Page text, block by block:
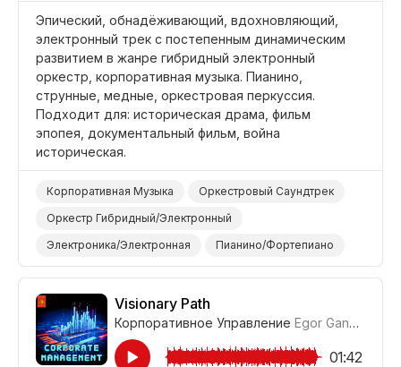
Эпический, обнадёживающий, вдохновляющий,
электронный трек с постепенным динамическим
развитием в жанре гибридный электронный
оркестр, корпоративная музыка. Пианино,
струнные, медные, оркестровая перкуссия.
Подходит для: историческая драма, фильм
эпопея, документальный фильм, война
историческая.
Корпоративная Музыка
Оркестровый Саундтрек
Оркестр Гибридный/Электронный
Электроника/Электронная
Пианино/Фортепиано
Струнные
Оркестр
Оркестровая Перкуссия
Барабаны и Перкуссия
Медные
Вдохновляющий
Война/Военный
Фильм Историческая Драма
Фильм/Кино
Visionary Path
Корпоративное Управление Egor Gandukhin
01:42